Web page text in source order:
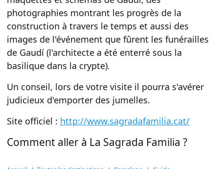
photographies montrant les progrès de la
construction à travers le temps et aussi des
images de l'événement que fûrent les funérailles
de Gaudí (l'architecte a été enterré sous la
basilique dans la crypte).
Un conseil, lors de votre visite il pourra s'avérer
judicieux d'emporter des jumelles.
Site officiel : http://www.sagradafamilia.cat/
Comment aller à La Sagrada Familia ?